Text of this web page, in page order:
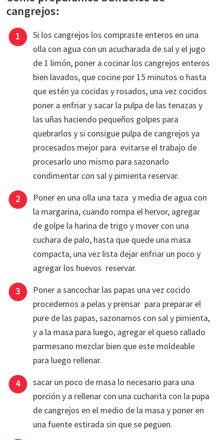
cangrejos:
Si los cangrejos los compraste enteros en una
olla con agua con un acucharada de sal y el jugo
de 1 limón, poner a cocinar los cangrejos enteros
bien lavados, que cocine por 15 minutos o hasta
que estén ya cocidas y rosados, una vez cocidos
poner a enfriar y sacar la pulpa de las tenazas y
las uñas haciendo pequeños golpes para
quebrarlos y si consigue pulpa de cangrejos ya
procesados mejor para evitarse el trabajo de
procesarlo uno mismo para sazonarlo
condimentar con sal y pimienta reservar.
Poner en una olla una taza y media de agua con
la margarina, cuando rompa el hervor, agregar
de golpe la harina de trigo y mover con una
cuchara de palo, hasta que quede una masa
compacta, una vez lista dejar enfriar un poco y
agregar los huevos reservar.
Poner a sancochar las papas una vez cocido
procedemos a pelas y prensar para preparar el
pure de las papas, sazonamos con sal y pimienta,
y a la masa para luego, agregar el queso rallado
parmesano mezclar bien que este moldeable
para luego rellenar.
sacar un poco de masa lo necesario para una
porción y a rellenar con una cucharita con la pupa
de cangrejos en el medio de la masa y poner en
una fuente estirada sin que se peguen.